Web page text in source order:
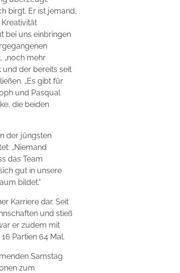
birgt. Er ist jemand,
bei uns einbringen
„noch mehr
und der bereits seit
„Es gibt für
und Pasqual
die beiden
der jüngsten
„Niemand
das Team
gut in unsere
bildet.“
Karriere dar. Seit
und stieß
er zudem mit
Partien 64 Mal.
Samstag
zum